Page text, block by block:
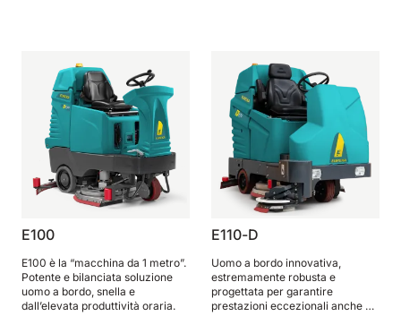
E100
E100 è la “macchina da 1 metro”.
Potente e bilanciata soluzione
uomo a bordo, snella e
dall’elevata produttività oraria.
E110-D
Uomo a bordo innovativa,
estremamente robusta e
progettata per garantire
prestazioni eccezionali anche sui